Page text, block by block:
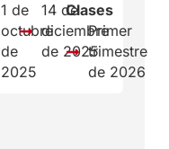
1 de
octubre
de
2025
14 de
diciembre
de 2025
Clases
Primer
trimestre
de 2026